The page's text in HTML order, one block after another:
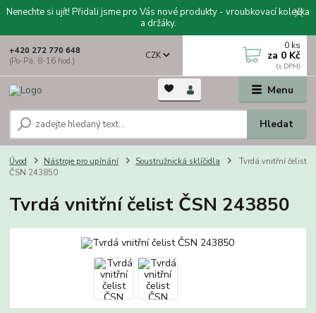
Nenechte si ujít! Přidali jsme pro Vás nové produkty - vroubkovací kolečka
a držáky.
Menu
CZK
Hledat
+420 272 770 648
(Po-Pá, 8-16 hod.)
0 ks
za 0 Kč
Úvod Nástroje pro upínání Soustružnická sklíčidla
Tvrdá vnitřní čelist
ČSN 243850
Tvrdá vnitřní čelist ČSN 243850